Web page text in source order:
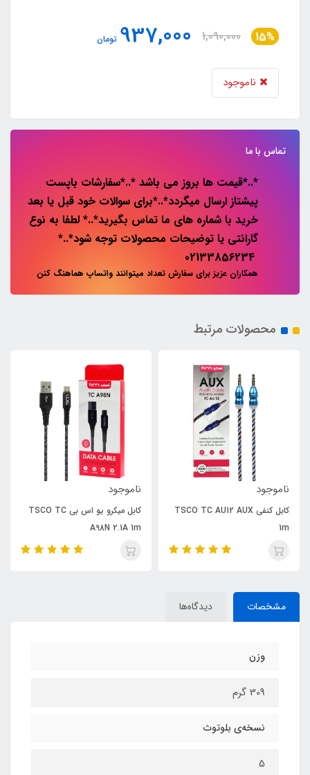
15%
1,090,000
937,000 تومان
ناموجود
تماس با ما
*..*قیمت ها بروز می باشد *..*سفارشات باپست
پیشتاز ارسال میگردد*..*برای سوالات خود قبل یا بعد
خرید با شماره های ما تماس بگیرید*..* لطفا به نوع
گارانتی یا توضیحات محصولات توجه شود*..*
همکاران عزیز برای سفارش تعداد میتوانند واتساپ هماهنگ کنن
محصولات مرتبط
ناموجود
کابل کنفی TSCO TC AU12 AUX
1m
ناموجود
کابل میکرو یو اس بی TSCO TC
A98N 2.1A 1m
مشخصات دیدگاه‌ها
وزن
309 گرم
نسخه‌ی بلوتوث
5